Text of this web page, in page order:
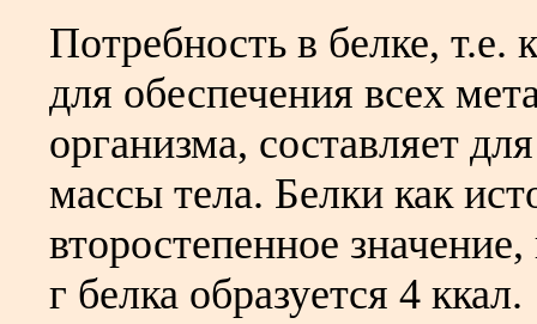
Потребность в белке, т.е.
для обеспечения всех
организма, составляет
массы тела. Белки как
второстепенное
г белка образуется 4 ккал.